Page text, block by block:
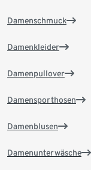
Damenschmuck
Damenkleider
Damenpullover
Damensporthosen
Damenblusen
Damenunterwäsche